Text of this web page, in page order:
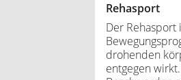
Rehasport
Der
drohenden
entgegen